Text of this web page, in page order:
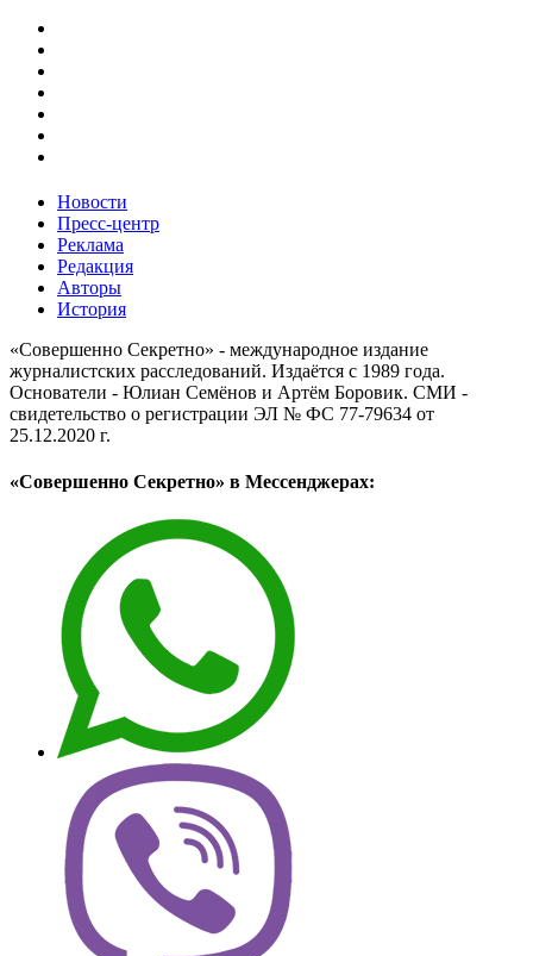
Новости
Пресс-центр
Реклама
Редакция
Авторы
История
«Совершенно Секретно» - международное издание
журналистских расследований. Издаётся с 1989 года.
Основатели - Юлиан Семёнов и Артём Боровик. CМИ -
свидетельство о регистрации ЭЛ № ФС 77-79634 от
25.12.2020 г.
«Совершенно Секретно» в Мессенджерах: